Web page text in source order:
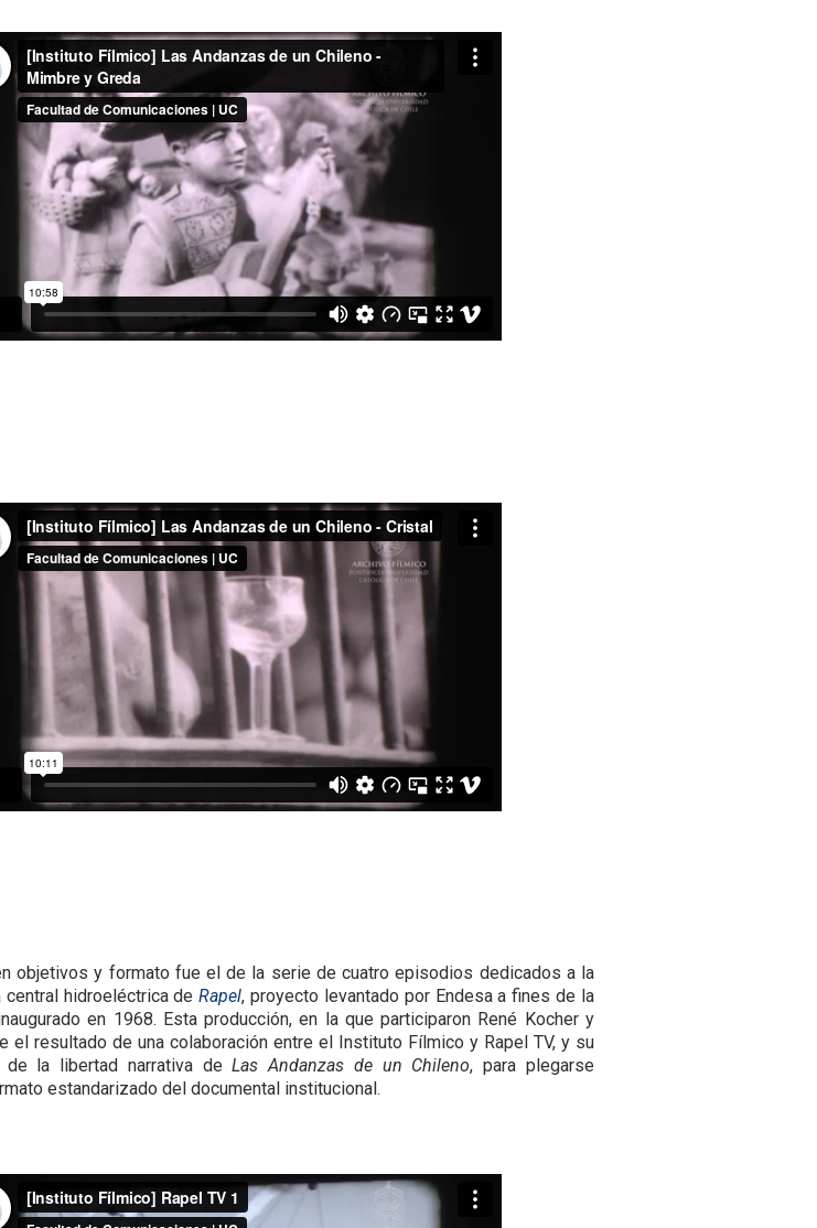
objetivos y formato fue el de la serie de cuatro episodios dedicados a la
central hidroeléctrica deRapel, proyecto levantado por Endesa a fines de la
en 1968. Esta producción, en la que participaron René Kocher y
el resultado de una colaboración entre el Instituto Fílmico y Rapel TV, y su
de la libertad narrativa deLas Andanzas de un Chileno, para plegarse
estandarizado del documental institucional.